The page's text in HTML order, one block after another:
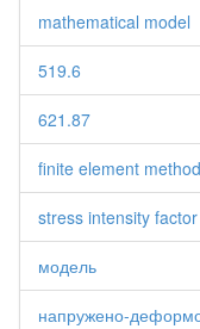
mathematical model
519.6
621.87
finite element method
stress intensity factor
модель
напружено-